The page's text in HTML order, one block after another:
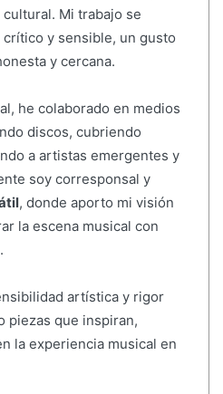
Mi trabajo se
y sensible, un gusto
y cercana.
he colaborado en medios
discos, cubriendo
a artistas emergentes y
soy corresponsal y
, donde aporto mi visión
la escena musical con
artística y rigor
piezas que inspiran,
la experiencia musical en